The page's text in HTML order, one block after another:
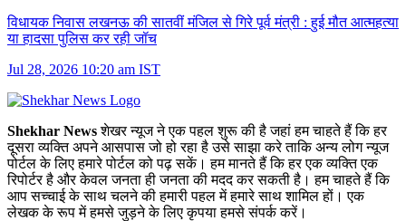
विधायक निवास लखनऊ की सातवीं मंजिल से गिरे पूर्व मंत्री : हुई मौत आत्महत्या
या हादसा पुलिस कर रही जॉच
Jul 28, 2026 10:20 am IST
Shekhar Newsशेखर न्‍यूज ने एक पहल शुरू की है जहां हम चाहते हैं कि हर
दूसरा व्‍यक्ति अपने आसपास जो हो रहा है उसे साझा करे ताकि अन्‍य लोग न्‍यूज
पोर्टल के लिए हमारे पोर्टल को पढ़ सकें। हम मानते हैं कि हर एक व्यक्ति एक
रिपोर्टर है और केवल जनता ही जनता की मदद कर सकती है। हम चाहते हैं कि
आप सच्चाई के साथ चलने की हमारी पहल में हमारे साथ शामिल हों। एक
लेखक के रूप में हमसे जुड़ने के लिए कृपया हमसे संपर्क करें।